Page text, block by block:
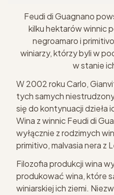
Feudi di Guagnano
kilku hektarów winnic
negroamaro i
winiarzy, którzy byli w
w stanie
W 2002 roku Carlo,
tych samych
się do kontynuacji dzieła
Wina z winnic Feudi di
wyłącznie z rodzimych
primitivo, malvasia nera z
Filozofia produkcji wina
produkować wina, które
winiarskiej ich ziemi.